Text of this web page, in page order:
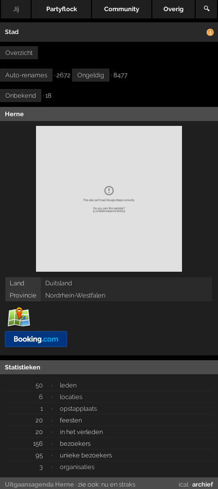
Jij Partyflock Community Overig 🔍
Stad
Overzicht
Auto-renames · 2672 Ongeldig · 8477
Onbekend · 18
Herne
Land
Duitsland
Provincie
Nordrhein-Westfalen
Statistieken
50 ·
leden
6
·
locaties
1
·
opstapplaats
20
·
feesten
20
·
in het verleden
156
·
bezoekers
95
·
unieke bezoekers
3
· organisaties
Uitgaansagenda Herne · zie ook: nu en straks ical· archief